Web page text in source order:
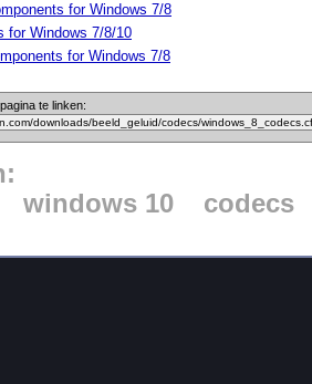
for Windows 7/8
for Windows 7/8/10
for Windows 7/8
te linken:
windows 10 codecs